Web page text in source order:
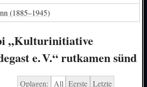
(1885–1945)
„Kulturinitiative
e. V.“ rutkamen sünd
Oplagen: All Eerste Letzte